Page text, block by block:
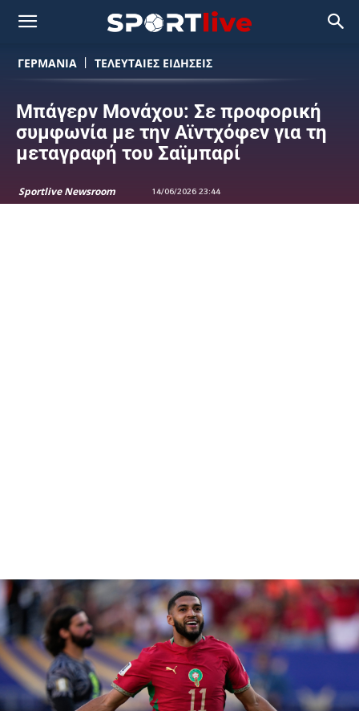
ΓΕΡΜΑΝΙΑ ΤΕΛΕΥΤΑΙΕΣ ΕΙΔΗΣΕΙΣ
Μπάγερν Μονάχου: Σε προφορική
συμφωνία με την Αϊντχόφεν για τη
μεταγραφή του Σαϊμπαρί
Sportlive Newsroom 14/06/2026 23:44